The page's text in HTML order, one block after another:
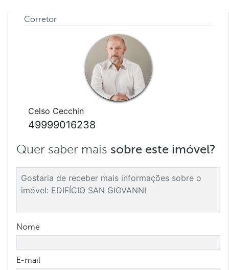
Corretor
Celso Cecchin
49999016238
Quer saber mais sobre este imóvel?
Nome
E-mail